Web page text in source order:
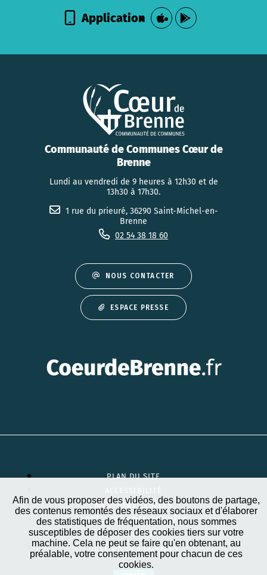
Afin de vous proposer des vidéos, des boutons de partage,
des contenus remontés des réseaux sociaux et d'élaborer
des statistiques de fréquentation, nous sommes
susceptibles de déposer des cookies tiers sur votre
machine. Cela ne peut se faire qu'en obtenant, au
préalable, votre consentement pour chacun de ces
cookies.
Application
Communauté de Communes Cœur de
Brenne
Lundi au vendredi de 9 heures à 12h30 et de
13h30 à 17h30.
1 rue du prieuré, 36290 Saint-Michel-en-
Brenne
02 54 38 18 60
NOUS CONTACTER
ESPACE PRESSE
PLAN DU SITE
MENTIONS LÉGALES
PROTECTION DES DONNÉES
EXTRANET
GESTION DES COOKIES